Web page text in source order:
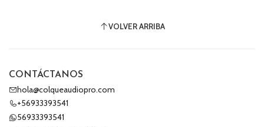
VOLVER ARRIBA
CONTÁCTANOS
hola@colqueaudiopro.com
+56933393541
56933393541